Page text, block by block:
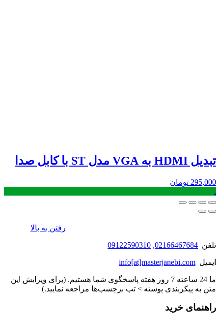
تبدیل HDMI به VGA مدل ST با کابل صدا
295,000 تومان
.
رفتن به بالا
تلفن 02166467684
,
09122590310
ایمیل info[at]masterjanebi.com
ما 24 ساعته 7 روز هفته پاسخگوی شما هستیم. (برای ویرایش این
متن به پیکربندی پوسته > تب برچسب‌ها مراجعه نمایید.)
راهنمای خرید